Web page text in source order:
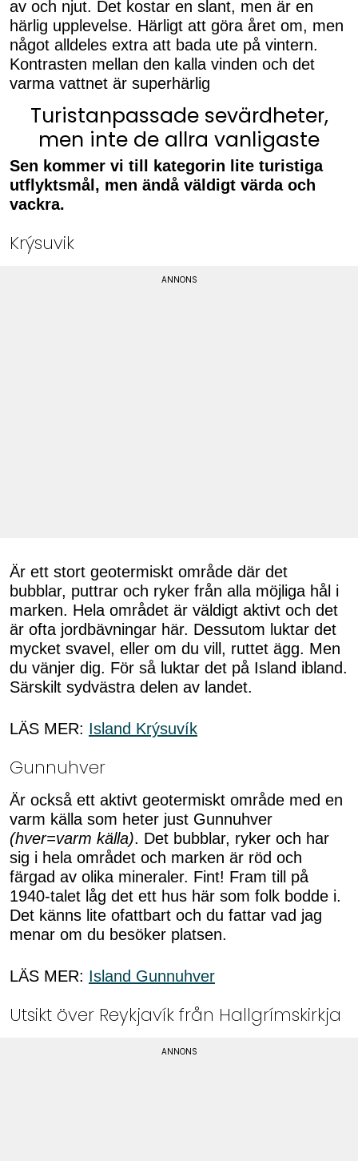
av och njut. Det kostar en slant, men är en
härlig upplevelse. Härligt att göra året om, men
något alldeles extra att bada ute på vintern.
Kontrasten mellan den kalla vinden och det
varma vattnet är superhärlig
Turistanpassade sevärdheter,
men inte de allra vanligaste
Sen kommer vi till kategorin lite turistiga
utflyktsmål, men ändå väldigt värda och
vackra.
Krýsuvik
Är ett stort geotermiskt område där det
bubblar, puttrar och ryker från alla möjliga hål i
marken. Hela området är väldigt aktivt och det
är ofta jordbävningar här. Dessutom luktar det
mycket svavel, eller om du vill, ruttet ägg. Men
du vänjer dig. För så luktar det på Island ibland.
Särskilt sydvästra delen av landet.
LÄS MER: Island Krýsuvík
Gunnuhver
Är också ett aktivt geotermiskt område med en
varm källa som heter just Gunnuhver
(hver=varm källa). Det bubblar, ryker och har
sig i hela området och marken är röd och
färgad av olika mineraler. Fint! Fram till på
1940-talet låg det ett hus här som folk bodde i.
Det känns lite ofattbart och du fattar vad jag
menar om du besöker platsen.
LÄS MER: Island Gunnuhver
Utsikt över Reykjavík från Hallgrímskirkja